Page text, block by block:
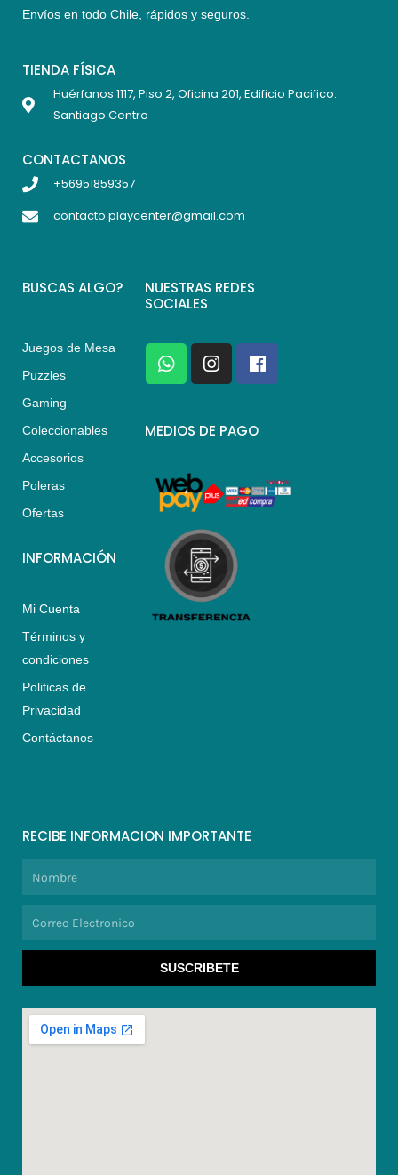
Envíos en todo Chile, rápidos y seguros.
TIENDA FÍSICA
Huérfanos 1117, Piso 2, Oficina 201, Edificio Pacifico.
Santiago Centro
CONTACTANOS
+56951859357
contacto.playcenter@gmail.com
BUSCAS ALGO?
Juegos de Mesa
Puzzles
Gaming
Coleccionables
Accesorios
Poleras
Ofertas
INFORMACIÓN
Mi Cuenta
Términos y
condiciones
Politicas de
Privacidad
Contáctanos
NUESTRAS REDES
SOCIALES
W
h
a
s
p
I
n
s
a
a
m
F
a
c
b
k
MEDIOS DE PAGO
RECIBE INFORMACION IMPORTANTE
SUSCRIBETE